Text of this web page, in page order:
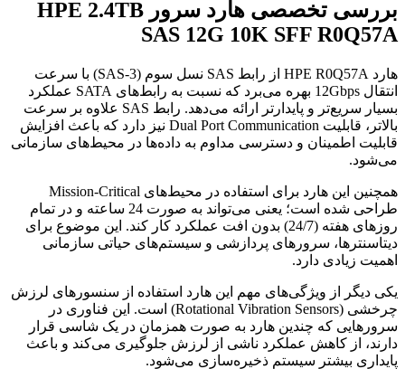
بررسی تخصصی هارد سرور HPE 2.4TB
SAS 12G 10K SFF R0Q57A
هارد HPE R0Q57A از رابط SAS نسل سوم (SAS-3) با سرعت
انتقال 12Gbps بهره می‌برد که نسبت به رابط‌های SATA عملکرد
بسیار سریع‌تر و پایدارتر ارائه می‌دهد. رابط SAS علاوه بر سرعت
بالاتر، قابلیت Dual Port Communication نیز دارد که باعث افزایش
قابلیت اطمینان و دسترسی مداوم به داده‌ها در محیط‌های سازمانی
می‌شود.
همچنین این هارد برای استفاده در محیط‌های Mission-Critical
طراحی شده است؛ یعنی می‌تواند به صورت 24 ساعته و در تمام
روزهای هفته (24/7) بدون افت عملکرد کار کند. این موضوع برای
دیتاسنترها، سرورهای پردازشی و سیستم‌های حیاتی سازمانی
اهمیت زیادی دارد.
یکی دیگر از ویژگی‌های مهم این هارد استفاده از سنسورهای لرزش
چرخشی (Rotational Vibration Sensors) است. این فناوری در
سرورهایی که چندین هارد به صورت همزمان در یک شاسی قرار
دارند، از کاهش عملکرد ناشی از لرزش جلوگیری می‌کند و باعث
پایداری بیشتر سیستم ذخیره‌سازی می‌شود.